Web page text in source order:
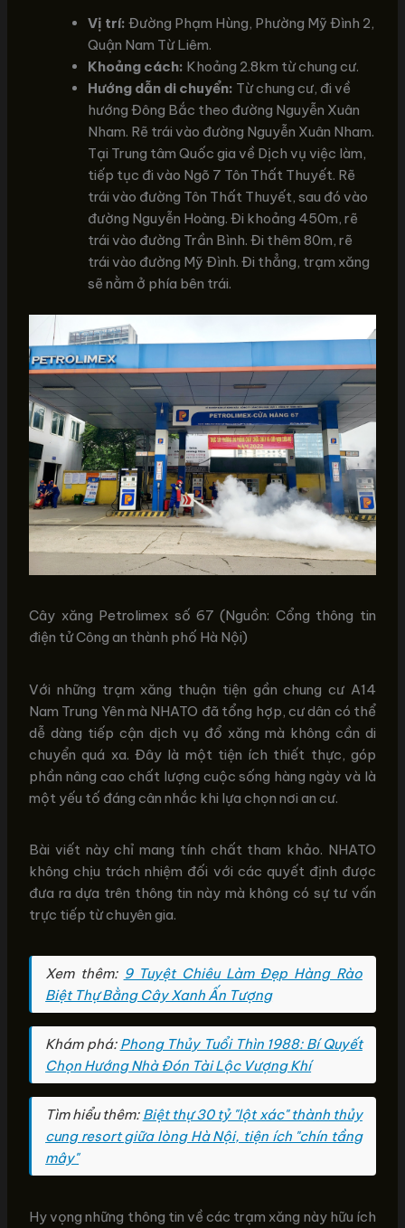
Vị trí: Đường Phạm Hùng, Phường Mỹ Đình 2,
Quận Nam Từ Liêm.
Khoảng cách: Khoảng 2.8km từ chung cư.
Hướng dẫn di chuyển: Từ chung cư, đi về
hướng Đông Bắc theo đường Nguyễn Xuân
Nham. Rẽ trái vào đường Nguyễn Xuân Nham.
Tại Trung tâm Quốc gia về Dịch vụ việc làm,
tiếp tục đi vào Ngõ 7 Tôn Thất Thuyết. Rẽ
trái vào đường Tôn Thất Thuyết, sau đó vào
đường Nguyễn Hoàng. Đi khoảng 450m, rẽ
trái vào đường Trần Bình. Đi thêm 80m, rẽ
trái vào đường Mỹ Đình. Đi thẳng, trạm xăng
sẽ nằm ở phía bên trái.
Cây xăng Petrolimex số 67 (Nguồn: Cổng thông tin
điện tử Công an thành phố Hà Nội)
Với những trạm xăng thuận tiện gần chung cư A14
Nam Trung Yên mà NHATO đã tổng hợp, cư dân có thể
dễ dàng tiếp cận dịch vụ đổ xăng mà không cần di
chuyển quá xa. Đây là một tiện ích thiết thực, góp
phần nâng cao chất lượng cuộc sống hàng ngày và là
một yếu tố đáng cân nhắc khi lựa chọn nơi an cư.
Bài viết này chỉ mang tính chất tham khảo. NHATO
không chịu trách nhiệm đối với các quyết định được
đưa ra dựa trên thông tin này mà không có sự tư vấn
trực tiếp từ chuyên gia.
Xem thêm: 9 Tuyệt Chiêu Làm Đẹp Hàng Rào
Biệt Thự Bằng Cây Xanh Ấn Tượng
Khám phá: Phong Thủy Tuổi Thìn 1988: Bí Quyết
Chọn Hướng Nhà Đón Tài Lộc Vượng Khí
Tìm hiểu thêm: Biệt thự 30 tỷ "lột xác" thành thủy
cung resort giữa lòng Hà Nội, tiện ích "chín tầng
mây"
Hy vọng những thông tin về các trạm xăng này hữu ích